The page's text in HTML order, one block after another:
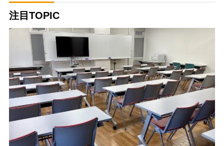
注目TOPIC